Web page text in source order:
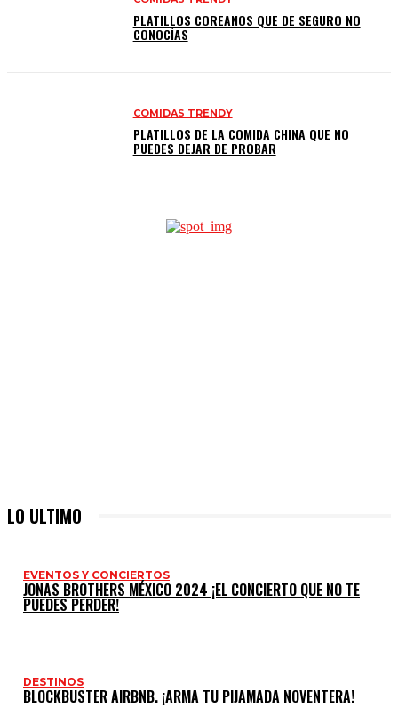
PLATILLOS COREANOS QUE DE SEGURO NO
CONOCÍAS
COMIDAS TRENDY
PLATILLOS DE LA COMIDA CHINA QUE NO
PUEDES DEJAR DE PROBAR
LO ULTIMO
EVENTOS Y CONCIERTOS
JONAS BROTHERS MÉXICO 2024 ¡EL CONCIERTO QUE NO TE
PUEDES PERDER!
DESTINOS
BLOCKBUSTER AIRBNB. ¡ARMA TU PIJAMADA NOVENTERA!